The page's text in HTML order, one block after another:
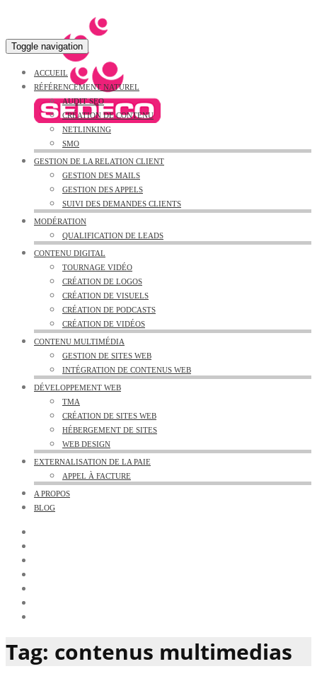
Toggle navigation
ACCUEIL
RÉFÉRENCEMENT NATUREL
AUDIT SEO
CRÉATION DE CONTENU
NETLINKING
SMO
GESTION DE LA RELATION CLIENT
GESTION DES MAILS
GESTION DES APPELS
SUIVI DES DEMANDES CLIENTS
MODÉRATION
QUALIFICATION DE LEADS
CONTENU DIGITAL
TOURNAGE VIDÉO
CRÉATION DE LOGOS
CRÉATION DE VISUELS
CRÉATION DE PODCASTS
CRÉATION DE VIDÉOS
CONTENU MULTIMÉDIA
GESTION DE SITES WEB
INTÉGRATION DE CONTENUS WEB
DÉVELOPPEMENT WEB
TMA
CRÉATION DE SITES WEB
HÉBERGEMENT DE SITES
WEB DESIGN
EXTERNALISATION DE LA PAIE
APPEL À FACTURE
A PROPOS
BLOG
Tag: contenus multimedias